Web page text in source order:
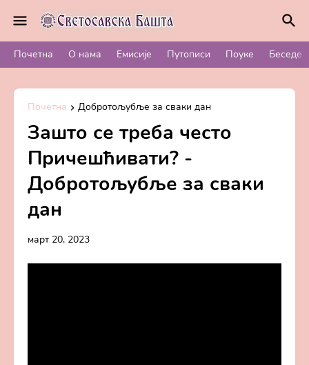
Почетна О нама Емисије Путописи Поуке Беседе
Почетна Добротољубље за сваки дан
Зашто се треба често
Причешћивати? -
Добротољубље за сваки
дан
март 20, 2023